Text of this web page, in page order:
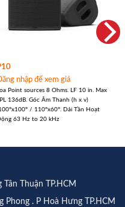
nhập để xem giá
Point sources 8 Ohms. LF 10 in. Max
136dB. Góc Âm Thanh (h x v)
/ 110°x60°. Dải Tần Hoạt
63 Hz to 20 kHz
Tân Thuận TP.HCM
Phong . P Hoà Hưng TP.HCM